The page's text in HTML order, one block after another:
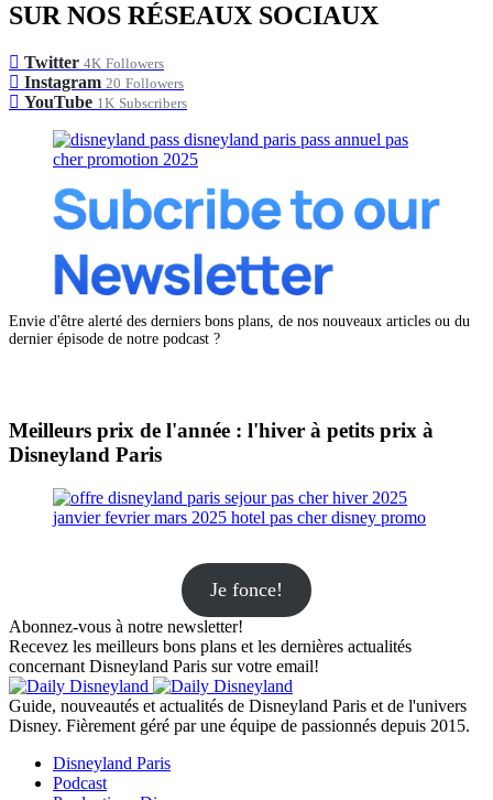
SUR NOS RÉSEAUX SOCIAUX
Twitter 4K Followers
Instagram 20 Followers
YouTube 1K Subscribers
Envie d'être alerté des derniers bons plans, de nos nouveaux articles ou du
dernier épisode de notre podcast ?
Meilleurs prix de l'année : l'hiver à petits prix à
Disneyland Paris
Je fonce!
Abonnez-vous à notre newsletter!
Recevez les meilleurs bons plans et les dernières actualités
concernant Disneyland Paris sur votre email!
Guide, nouveautés et actualités de Disneyland Paris et de l'univers
Disney. Fièrement géré par une équipe de passionnés depuis 2015.
Disneyland Paris
Podcast